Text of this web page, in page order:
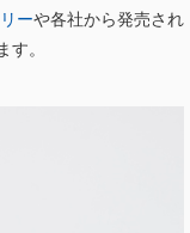
ーや各社から発売され
。